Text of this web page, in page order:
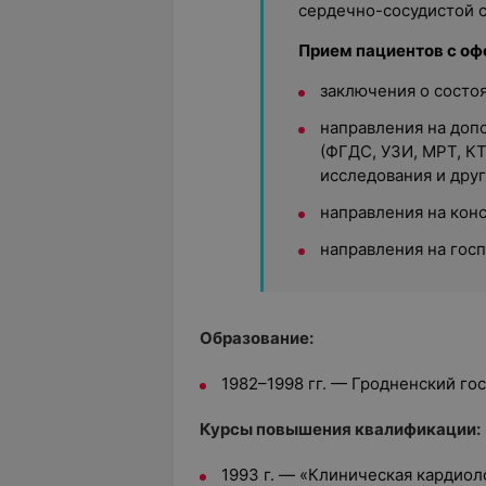
сердечно-сосудистой
Прием пациентов с
заключения о
направления на
(ФГДС, УЗИ, МРТ, КТ,
исследования и
направления на
направления на
Образование:
1982–1998 гг. — Гродненский
Курсы повышения квалификации:
1993 г. — «Клиническая